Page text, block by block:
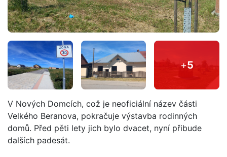
+5
V Nových Domcích, což je neoficiální název části
Velkého Beranova, pokračuje výstavba rodinných
domů. Před pěti lety jich bylo dvacet, nyní přibude
dalších padesát.